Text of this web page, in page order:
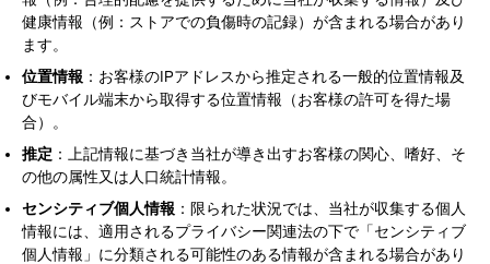
健康情報（例：ストアでの負傷時の記録）が含まれる場合があり
ます。
位置情報 ：お客様のIPアドレスから推定される一般的位置情報及
びモバイル端末から取得する位置情報（お客様の許可を得た場
合）。
推定 ：上記情報に基づき当社が導き出すお客様の関心、嗜好、そ
の他の属性又は人口統計情報。
センシティブ個人情報 ：限られた状況では、当社が収集する個人
情報には、適用されるプライバシー関連法の下で「センシティブ
個人情報」に分類される可能性のある情報が含まれる場合があり